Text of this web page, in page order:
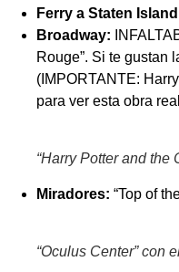
Ferry a Staten Island
Broadway:
Rouge”. Si te gustan
(IMPORTANTE:
para ver esta obra
“Harry Potter and the
Miradores: “Top of
“Oculus Center” con